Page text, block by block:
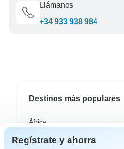
Llámanos
+34 933 938 984
Destinos más populares
África
Asia
Regístrate y ahorra